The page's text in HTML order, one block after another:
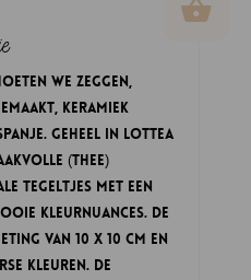
we zeggen,
keramiek
Geheel in Lottea
(thee)
tegeltjes met een
kleurnuances. De
van 10 x 10 cm en
kleuren. De